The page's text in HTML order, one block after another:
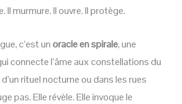
Il murmure. Il ouvre. Il protège.
c’est unoracle en spirale, une
connecte l’âme aux constellations du
rituel nocturne ou dans les rues
pas. Elle révèle. Elle invoque le